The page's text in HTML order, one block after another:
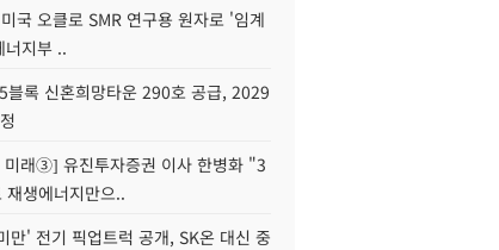
국 오클로 SMR 연구용 원자로 '임계
너지부 ..
블록 신혼희망타운 290호 공급, 2029
미래③] 유진투자증권 이사 한병화 "3
재생에너지만으..
만' 전기 픽업트럭 공개, SK온 대신 중